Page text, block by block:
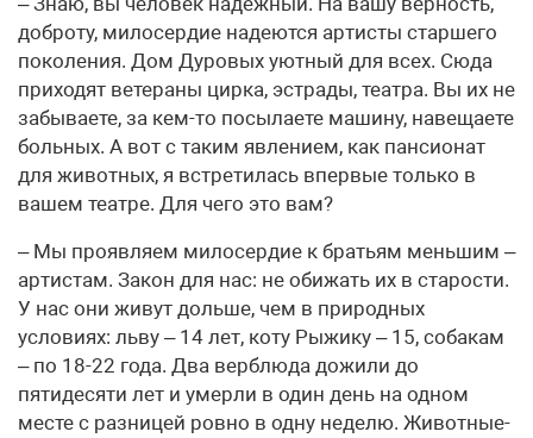
доброту, милосердие надеются артисты старшего
поколения. Дом Дуровых уютный для всех. Сюда
приходят ветераны цирка, эстрады, театра. Вы их не
забываете, за кем-то посылаете машину, навещаете
больных. А вот с таким явлением, как пансионат
для животных, я встретилась впервые только в
вашем театре. Для чего это вам?
– Мы проявляем милосердие к братьям меньшим –
артистам. Закон для нас: не обижать их в старости.
У нас они живут дольше, чем в природных
условиях: льву – 14 лет, коту Рыжику – 15, собакам
– по 18-22 года. Два верблюда дожили до
пятидесяти лет и умерли в один день на одном
месте с разницей ровно в одну неделю. Животные-